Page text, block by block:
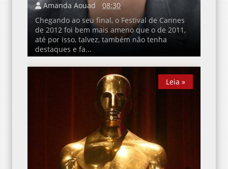
Amanda Aouad
08:30
Chegando ao seu final, o Festival de Cannes
de 2012 foi bem mais ameno que o de 2011,
até por isso, talvez, também não tenha
destaques e fa...
Leia »
Leia »